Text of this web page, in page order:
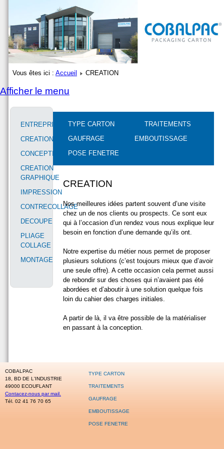
Vous êtes ici : Accueil CREATION
Afficher le menu
ENTREPRISE
CREATION
CONCEPTION
CREATION
GRAPHIQUE
IMPRESSION
CONTRECOLLAGE
DECOUPE
PLIAGE
COLLAGE
MONTAGE
TYPE CARTON
TRAITEMENTS
GAUFRAGE
EMBOUTISSAGE
POSE FENETRE
CREATION
Nos meilleures idées partent souvent d’une visite
chez un de nos clients ou prospects. Ce sont eux
qui à l’occasion d’un rendez vous nous explique leur
besoin en fonction d’une demande qu’ils ont.
Notre expertise du métier nous permet de proposer
plusieurs solutions (c’est toujours mieux que d’avoir
une seule offre). A cette occasion cela permet aussi
de rebondir sur des choses qui n’avaient pas été
abordées et d’aboutir à une solution quelque fois
loin du cahier des charges initiales.
A partir de là, il va être possible de la matérialiser
en passant à la conception.
COBALPAC
18, BD DE L'INDUSTRIE
49000 ECOUFLANT
Contacez-nous par mail.
Tél. 02 41 76 70 65
TYPE CARTON
TRAITEMENTS
GAUFRAGE
EMBOUTISSAGE
POSE FENETRE